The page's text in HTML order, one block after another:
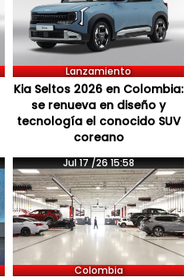
Lanzamiento
Kia Seltos 2026 en Colombia:
se renueva en diseño y
tecnología el conocido SUV
coreano
Jul 17 /26 15:58
Colombia